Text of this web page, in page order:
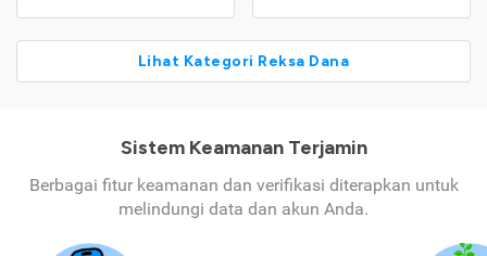
Lihat Kategori Reksa Dana
Sistem Keamanan Terjamin
Berbagai fitur keamanan dan verifikasi diterapkan untuk
melindungi data dan akun Anda.